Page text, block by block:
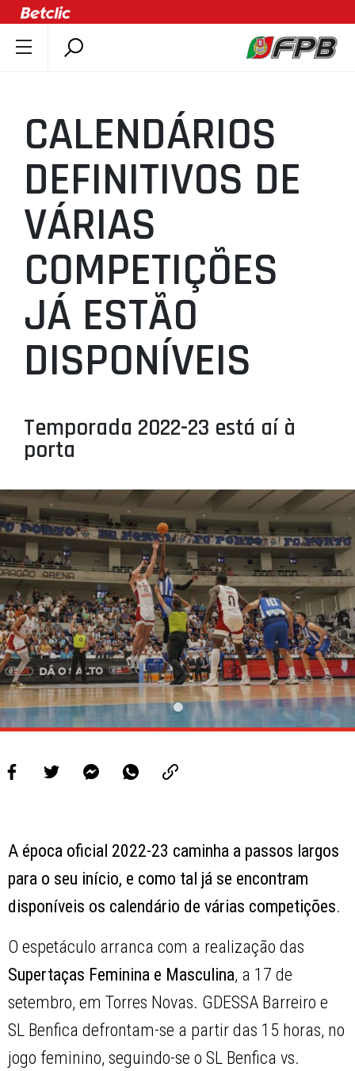
ÚLTIMAS
COMPETIÇÕES
ASSOCIAÇÕES
CLUBES
AGENTES
AGENDA
SELEÇÕES
MINIBASQUETE
ÁREA TÉCNICA
PROJETOS
LIGA BETCLIC FEMININA
CALENDÁRIOS
DEFINITIVOS DE
VÁRIAS
COMPETIÇÕES
JÁ ESTÃO
DISPONÍVEIS
Temporada 2022-23 está aí à
porta
A época oficial 2022-23 caminha a passos largos
para o seu início, e como tal já se encontram
disponíveis os calendário de várias competições.
O espetáculo arranca com a realização das
Supertaças Feminina e Masculina, a 17 de
setembro, em Torres Novas. GDESSA Barreiro e
SL Benfica defrontam-se a partir das 15 horas, no
jogo feminino, seguindo-se o SL Benfica vs.